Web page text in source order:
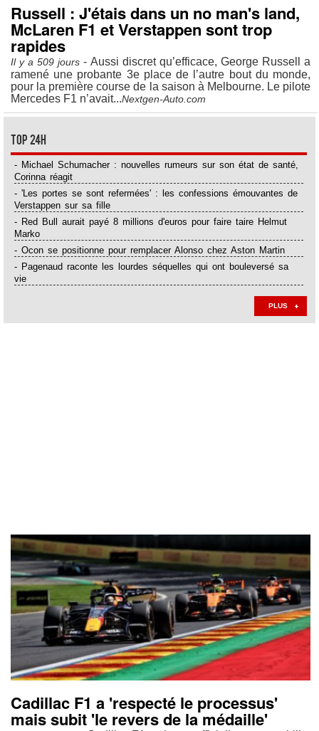
Russell : J'étais dans un no man's land,
McLaren F1 et Verstappen sont trop
rapides
Il y a 509 jours - Aussi discret qu’efficace, George Russell a
ramené une probante 3e place de l’autre bout du monde,
pour la première course de la saison à Melbourne. Le pilote
Mercedes F1 n’avait...Nextgen-Auto.com
Top 24H
- Michael Schumacher : nouvelles rumeurs sur son état de santé,
Corinna réagit
- 'Les portes se sont refermées' : les confessions émouvantes de
Verstappen sur sa fille
- Red Bull aurait payé 8 millions d'euros pour faire taire Helmut
Marko
- Ocon se positionne pour remplacer Alonso chez Aston Martin
- Pagenaud raconte les lourdes séquelles qui ont bouleversé sa
vie
PLUS
Cadillac F1 a 'respecté le processus'
mais subit 'le revers de la médaille'